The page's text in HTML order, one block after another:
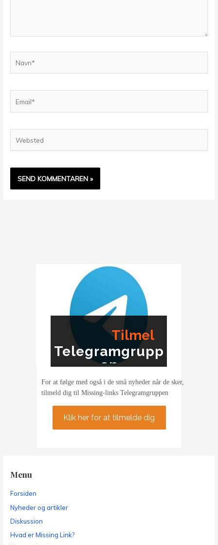
Tilmel
ding
Telegramgrupp
en
For at følge med også i de små nyheder når de sker,
tilmeld dig til Missing-links Telegramgruppen
Klik her for at tilmelde dig
Menu
Forsiden
Nyheder og artikler
Diskussion
Hvad er Missing Link?